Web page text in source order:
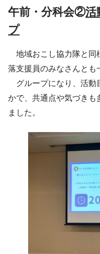
午前・分科会②活
プ
地域おこし協力隊と同
落支援員のみなさんとも
グループになり、活動
かで、共通点や気づきも
ました。